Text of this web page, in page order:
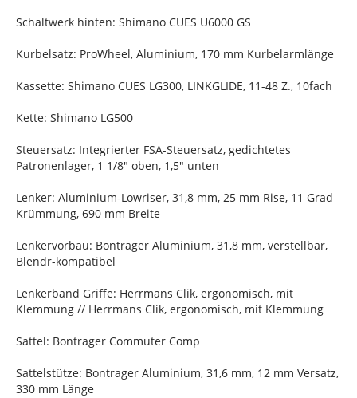
Schaltwerk hinten: Shimano CUES U6000 GS
Kurbelsatz: ProWheel, Aluminium, 170 mm Kurbelarmlänge
Kassette: Shimano CUES LG300, LINKGLIDE, 11-48 Z., 10fach
Kette: Shimano LG500
Steuersatz: Integrierter FSA-Steuersatz, gedichtetes
Patronenlager, 1 1/8" oben, 1,5" unten
Lenker: Aluminium-Lowriser, 31,8 mm, 25 mm Rise, 11 Grad
Krümmung, 690 mm Breite
Lenkervorbau: Bontrager Aluminium, 31,8 mm, verstellbar,
Blendr-kompatibel
Lenkerband Griffe: Herrmans Clik, ergonomisch, mit
Klemmung // Herrmans Clik, ergonomisch, mit Klemmung
Sattel: Bontrager Commuter Comp
Sattelstütze: Bontrager Aluminium, 31,6 mm, 12 mm Versatz,
330 mm Länge